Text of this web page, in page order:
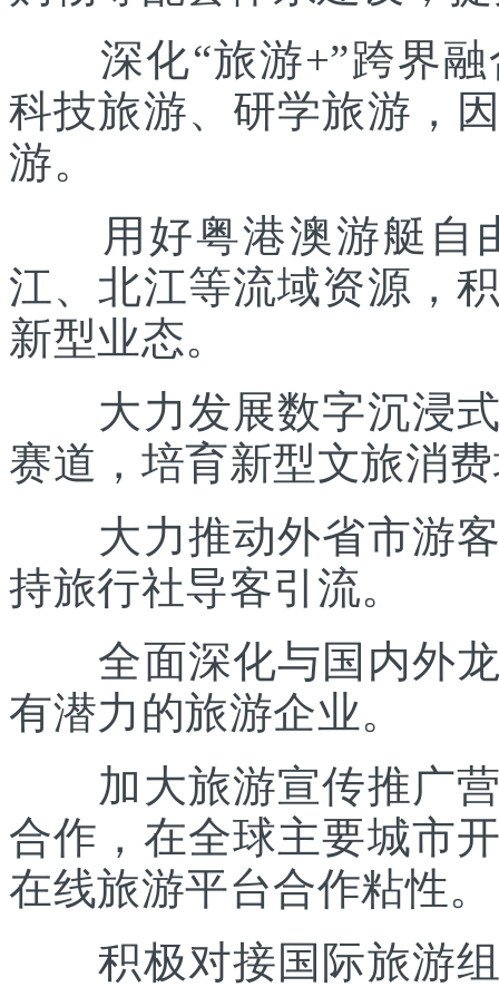
深化“旅游+”跨界融
科技旅游、研学旅游，
游。
用好粤港澳游艇自
江、北江等流域资源，
新型业态。
大力发展数字沉浸式
赛道，培育新型文旅消
大力推动外省市游客
持旅行社导客引流。
全面深化与国内外龙
有潜力的旅游企业。
加大旅游宣传推广营
合作，在全球主要城市
在线旅游平台合作粘性。
积极对接国际旅游组